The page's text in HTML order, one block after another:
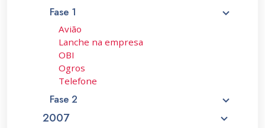
Fase 1
Avião
Lanche na empresa
OBI
Ogros
Telefone
Fase 2
2007